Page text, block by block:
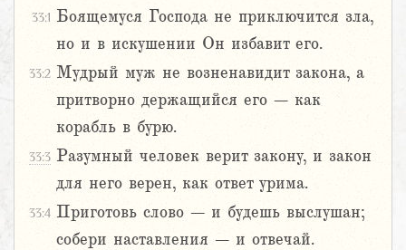
33:1 Боящемуся Господа не приключится зла,
но и в искушении Он избавит его.
33:2 Мудрый муж не возненавидит закона, а
притворно держащийся его – как
корабль в бурю.
33:3 Разумный человек верит закону, и закон
для него верен, как ответ урима.
33:4 Приготовь слово – и будешь выслушан;
собери наставления – и отвечай.